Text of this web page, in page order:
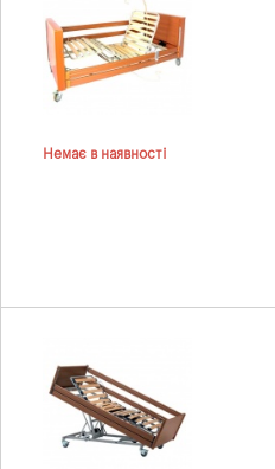
Немає в наявності